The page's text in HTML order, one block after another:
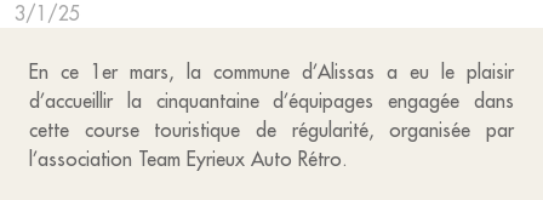
3/1/25
En ce 1er mars, la commune d’Alissas a eu le plaisir
d’accueillir la cinquantaine d’équipages engagée dans
cette course touristique de régularité, organisée par
l’association Team Eyrieux Auto Rétro.